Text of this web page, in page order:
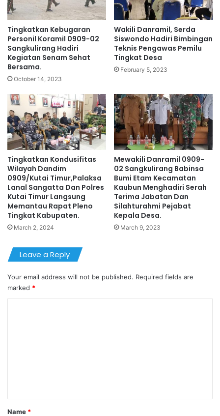
Tingkatkan Kebugaran
Personil Koramil 0909-02
Sangkulirang Hadiri
Kegiatan Senam Sehat
Bersama.
October 14, 2023
Wakili Danramil, Serda
Siswondo Hadiri Bimbingan
Teknis Pengawas Pemilu
Tingkat Desa
February 5, 2023
Tingkatkan Kondusifitas
Wilayah Dandim
0909/Kutai Timur,Palaksa
Lanal Sangatta Dan Polres
Kutai Timur Langsung
Memantau Rapat Pleno
Tingkat Kabupaten.
March 2, 2024
Mewakili Danramil 0909-
02 Sangkulirang Babinsa
Bumi Etam Kecamatan
Kaubun Menghadiri Serah
Terima Jabatan Dan
Silahturahmi Pejabat
Kepala Desa.
March 9, 2023
Leave a Reply
Your email address will not be published. Required fields are
marked *
*
Name *